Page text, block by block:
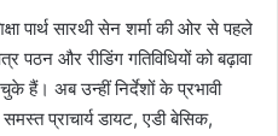
पार्थ सारथी सेन शर्मा की ओर से पहले
पठन और रीडिंग गतिविधियों को बढ़ावा
हैं। अब उन्हीं निर्देशों के प्रभावी
प्राचार्य डायट, एडी बेसिक,